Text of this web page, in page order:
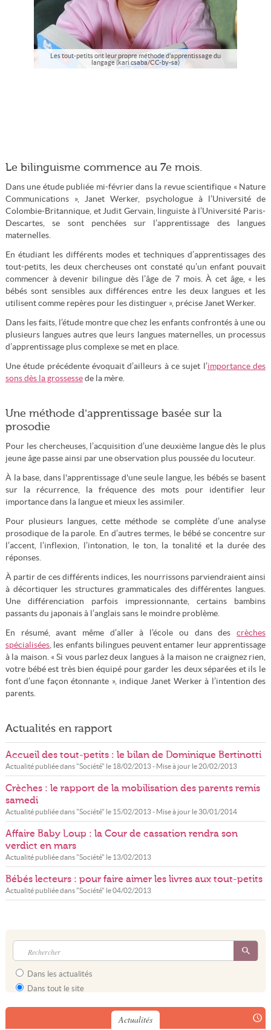
Les tout-petits ont leur propre méthode d’apprentissage du
langage (kari csaba/CC-by-sa)
Le bilinguisme commence au 7e mois.
Dans une étude publiée mi-février dans la revue scientifique « Nature
Communications », Janet Werker, psychologue à l’Université de
Colombie-Britannique, et Judit Gervain, linguiste à l’Université Paris-
Descartes, se sont penchées sur l’apprentissage des langues
maternelles.
En étudiant les différents modes et techniques d’apprentissages des
tout-petits, les deux chercheuses ont constaté qu’un enfant pouvait
commencer à devenir bilingue dès l’âge de 7 mois. À cet âge, « les
bébés sont sensibles aux différences entre les deux langues et les
utilisent comme repères pour les distinguer », précise Janet Werker.
Dans les faits, l’étude montre que chez les enfants confrontés à une ou
plusieurs langues autres que leurs langues maternelles, un processus
d’apprentissage plus complexe se met en place.
Une étude précédente évoquait d’ailleurs à ce sujet l’importance des
sons dès la grossessede la mère.
Une méthode d’apprentissage basée sur la
prosodie
Pour les chercheuses, l’acquisition d’une deuxième langue dès le plus
jeune âge passe ainsi par une observation plus poussée du locuteur.
À la base, dans l'apprentissage d'une seule langue, les bébés se basent
sur la récurrence, la fréquence des mots pour identifier leur
importance dans la langue et mieux les assimiler.
Pour plusieurs langues, cette méthode se complète d’une analyse
prosodique de la parole. En d’autres termes, le bébé se concentre sur
l’accent, l’inflexion, l’intonation, le ton, la tonalité et la durée des
réponses.
À partir de ces différents indices, les nourrissons parviendraient ainsi
à décortiquer les structures grammaticales des différentes langues.
Une différenciation parfois impressionnante, certains bambins
passants du japonais à l’anglais sans le moindre problème.
En résumé, avant même d’aller à l’école ou dans descrèches
spécialisées, les enfants bilingues peuvent entamer leur apprentissage
à la maison. « Si vous parlez deux langues à la maison ne craignez rien,
votre bébé est très bien équipé pour garder les deux séparées et ils le
font d’une façon étonnante », indique Janet Werker à l’intention des
parents.
Actualités en rapport
Accueil des tout-petits : le bilan de Dominique Bertinotti
Actualité publiée dans "Société" le 18/02/2013- Mise à jour le 20/02/2013
Crèches : le rapport de la mobilisation des parents remis
samedi
Actualité publiée dans "Société" le 15/02/2013- Mise à jour le 30/01/2014
Affaire Baby Loup : la Cour de cassation rendra son
verdict en mars
Actualité publiée dans "Société" le 13/02/2013
Bébés lecteurs : pour faire aimer les livres aux tout-petits
Actualité publiée dans "Société" le04/02/2013
Dans les actualités
Dans tout le site
Actualités